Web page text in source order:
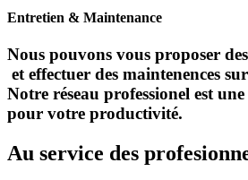
Entretien & Maintenance
Nous pouvons vous proposer
et effectuer des maintenences
Notre réseau professionel est
pour votre productivité.
Au service des